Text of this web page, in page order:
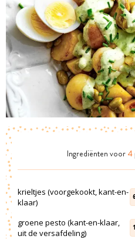
Ingrediënten voor 4
krieltjes (voorgekookt, kant-en-
klaar)
groene pesto (kant-en-klaar,
uit de versafdeling)